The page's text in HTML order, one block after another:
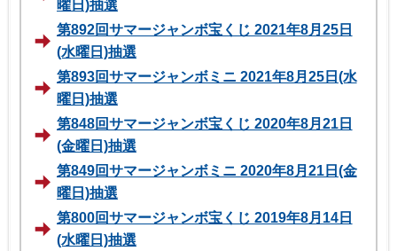
曜日)抽選
第892回サマージャンボ宝くじ 2021年8月25日
(水曜日)抽選
第893回サマージャンボミニ 2021年8月25日(水
曜日)抽選
第848回サマージャンボ宝くじ 2020年8月21日
(金曜日)抽選
第849回サマージャンボミニ 2020年8月21日(金
曜日)抽選
第800回サマージャンボ宝くじ 2019年8月14日
(水曜日)抽選